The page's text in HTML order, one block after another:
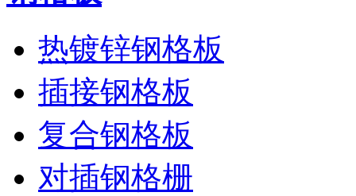
热镀锌钢格板
插接钢格板
复合钢格板
对插钢格栅